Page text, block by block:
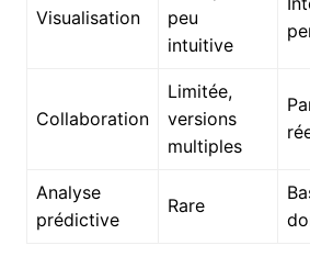
Visualisation
peu
intuitive
Collaboration
Limitée,
versions
multiples
Analyse
prédictive
Rare